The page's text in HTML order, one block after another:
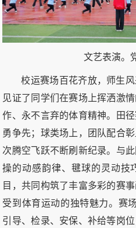
文艺表演。
校运赛场百花齐放，师生
见证了同学们在赛场上挥洒激
作、永不言弃的体育精神。田
勇争先；球类场上，团队配合
次腾空飞跃不断刷新纪录。与
操的动感韵律、毽球的灵动技
目，共同构筑了丰富多彩的赛
受到体育运动的独特魅力。赛
引导、检录、安保、补给等岗